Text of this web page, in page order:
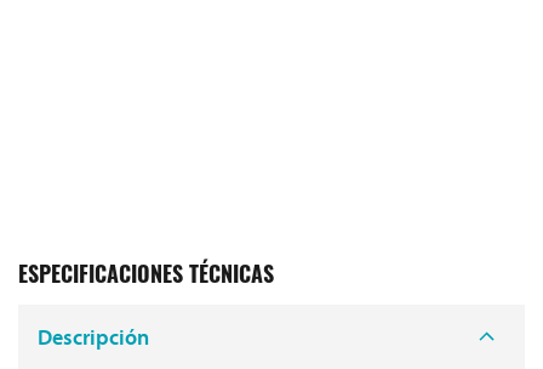
ESPECIFICACIONES TÉCNICAS
Descripción